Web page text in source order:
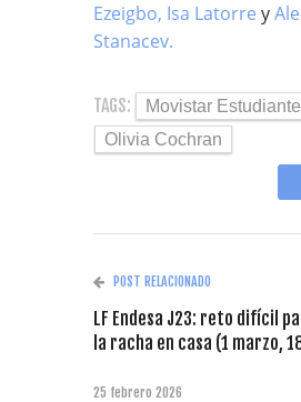
Ezeigbo, Isa Latorre y
Stanacev.
TAGS:
Movistar
Olivia Cochran
POST RELACIONADO
LF Endesa J23: reto difícil
la racha en casa (1 marzo,
25 febrero 2026